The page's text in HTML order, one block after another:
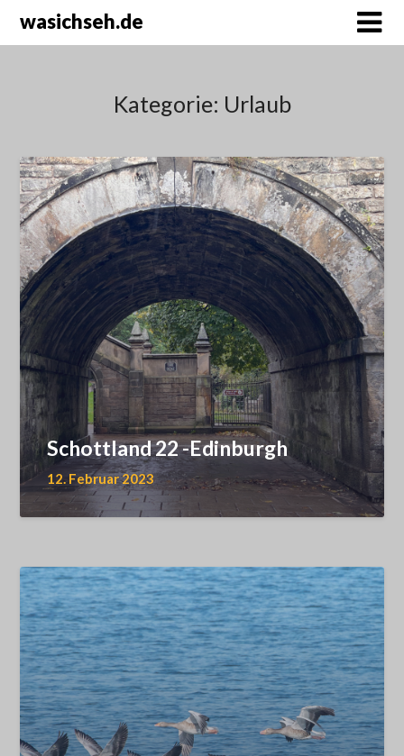
wasichseh.de
Kategorie: Urlaub
Schottland 22 -Edinburgh
12. Februar 2023